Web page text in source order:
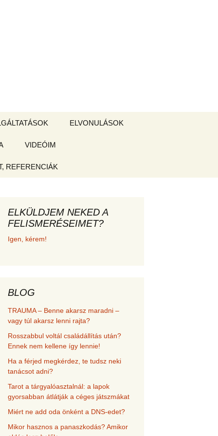
BOLT
ELVONULÁSOK
VIDEÓIM
REFERENCIÁK
az új
és
ELKÜLDJEM NEKED A
FELISMERÉSEIMET?
Igen, kérem!
BLOG
TRAUMA – Benne akarsz maradni –
vagy túl akarsz lenni rajta?
Rosszabbul voltál családállítás után?
Ennek nem kellene így lennie!
Ha a férjed megkérdez, te tudsz neki
tanácsot adni?
Tarot a tárgyalóasztalnál: a lapok
gyorsabban átlátják a céges játszmákat
Miért ne add oda önként a DNS-edet?
Mikor hasznos a panaszkodás? Amikor